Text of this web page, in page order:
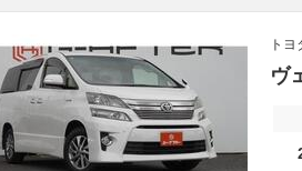
トヨ
ヴ